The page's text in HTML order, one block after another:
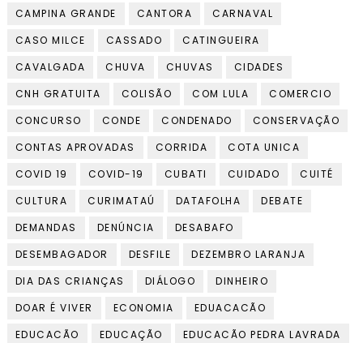
CAMPINA GRANDE
CANTORA
CARNAVAL
CASO MILCE
CASSADO
CATINGUEIRA
CAVALGADA
CHUVA CHUVAS
CIDADES
CNH GRATUITA
COLISÃO COM LULA
COMERCIO
CONCURSO
CONDE CONDENADO
CONSERVAÇÃO
CONTAS APROVADAS
CORRIDA
COTA UNICA
COVID 19
COVID-19 CUBATI CUIDADO
CUITÉ
CULTURA
CURIMATAÚ DATAFOLHA
DEBATE
DEMANDAS
DENÚNCIA
DESABAFO
DESEMBAGADOR
DESFILE
DEZEMBRO LARANJA
DIA DAS CRIANÇAS
DIÁLOGO
DINHEIRO
DOAR É VIVER
ECONOMIA
EDUACACÃO
EDUCACÃO
EDUCAÇÃO
EDUCACÃO PEDRA LAVRADA